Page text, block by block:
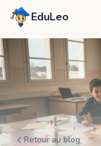
EduLeo
Retour au blog